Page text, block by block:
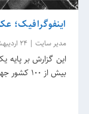
اینفوگرافیک؛
مدیر سایت | 24 اردیبهشت 1396
بیش از ۱۰۰ کشور جهان است